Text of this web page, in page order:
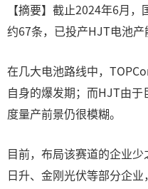
【摘要】截止2024年6月
约67条，已投产HJT电池产
在几大电池路线中，
自身的爆发期；而HJT由
度量产前景仍很模糊。
目前，布局该赛道的企业
日升、金刚光伏等部分企业